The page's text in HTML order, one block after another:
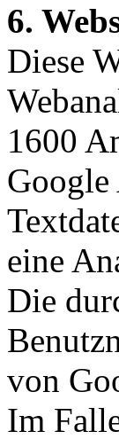
6.
Diese
1600
eine
Die
von
Im